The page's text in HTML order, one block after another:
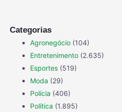
Categorias
Agronegócio (104)
Entretenimento (2.635)
Esportes (519)
Moda (29)
Polícia (406)
Política (1.895)